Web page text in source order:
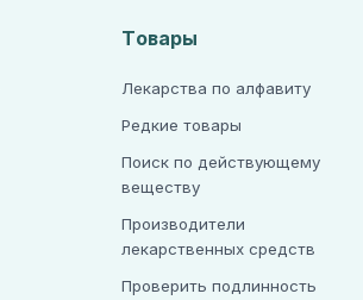
Товары
Лекарства по алфавиту
Редкие товары
Поиск по действующему
веществу
Производители
лекарственных средств
Проверить подлинность